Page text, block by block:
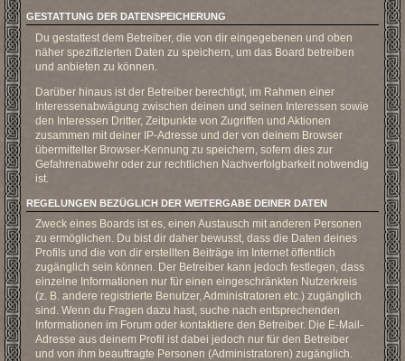
GESTATTUNG DER DATENSPEICHERUNG
Du gestattest dem Betreiber, die von dir eingegebenen und oben
näher spezifizierten Daten zu speichern, um das Board betreiben
und anbieten zu können.
Darüber hinaus ist der Betreiber berechtigt, im Rahmen einer
Interessenabwägung zwischen deinen und seinen Interessen sowie
den Interessen Dritter, Zeitpunkte von Zugriffen und Aktionen
zusammen mit deiner IP-Adresse und der von deinem Browser
übermittelter Browser-Kennung zu speichern, sofern dies zur
Gefahrenabwehr oder zur rechtlichen Nachverfolgbarkeit notwendig
ist.
REGELUNGEN BEZÜGLICH DER WEITERGABE DEINER DATEN
Zweck eines Boards ist es, einen Austausch mit anderen Personen
zu ermöglichen. Du bist dir daher bewusst, dass die Daten deines
Profils und die von dir erstellten Beiträge im Internet öffentlich
zugänglich sein können. Der Betreiber kann jedoch festlegen, dass
einzelne Informationen nur für einen eingeschränkten Nutzerkreis
(z. B. andere registrierte Benutzer, Administratoren etc.) zugänglich
sind. Wenn du Fragen dazu hast, suche nach entsprechenden
Informationen im Forum oder kontaktiere den Betreiber. Die E-Mail-
Adresse aus deinem Profil ist dabei jedoch nur für den Betreiber
und von ihm beauftragte Personen (Administratoren) zugänglich.